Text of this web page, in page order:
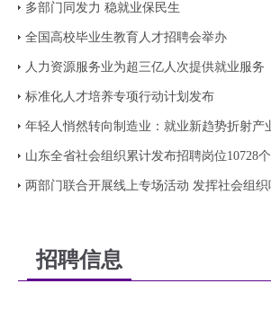
多部门同发力 稳就业保民生
全国高校毕业生教育人才招聘会举办
人力资源服务业为超三亿人次提供就业服务
标准化人才培养专项行动计划发布
山东全省社会组织累计发布招聘岗位10728个
招聘信息